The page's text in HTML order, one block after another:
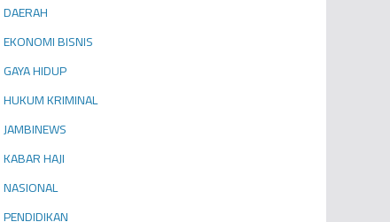
DAERAH
EKONOMI BISNIS
GAYA HIDUP
HUKUM KRIMINAL
JAMBINEWS
KABAR HAJI
NASIONAL
PENDIDIKAN